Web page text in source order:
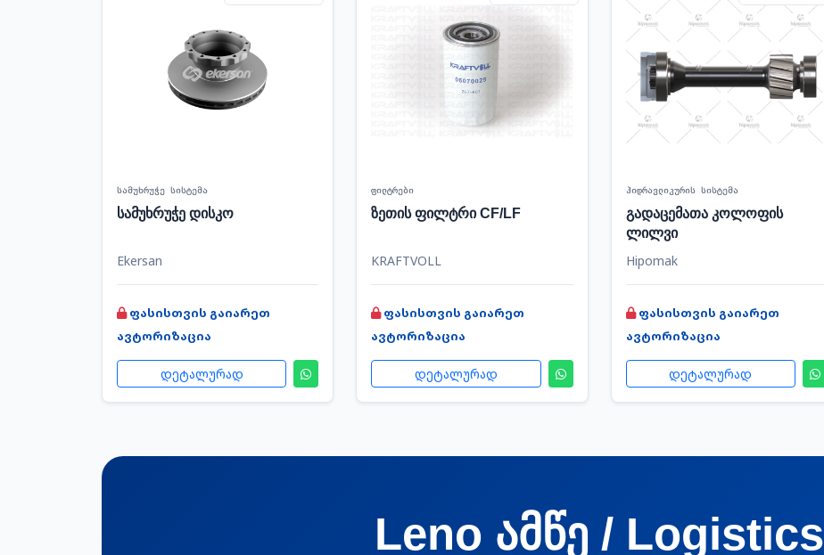
სამუხრუჭე სისტემა
სამუხრუჭე დისკო
Ekersan
ფასისთვის გაიარეთ
ავტორიზაცია
დეტალურად
ფილტრები
ზეთის ფილტრი CF/LF
KRAFTVOLL
ფასისთვის გაიარეთ
ავტორიზაცია
დეტალურად
ჰიდრავლიკურის სისტემა
გადაცემათა კოლოფის
ლილვი
Hipomak
ფასისთვის გაიარეთ
ავტორიზაცია
დეტალურად
Leno ამწე / Logistics